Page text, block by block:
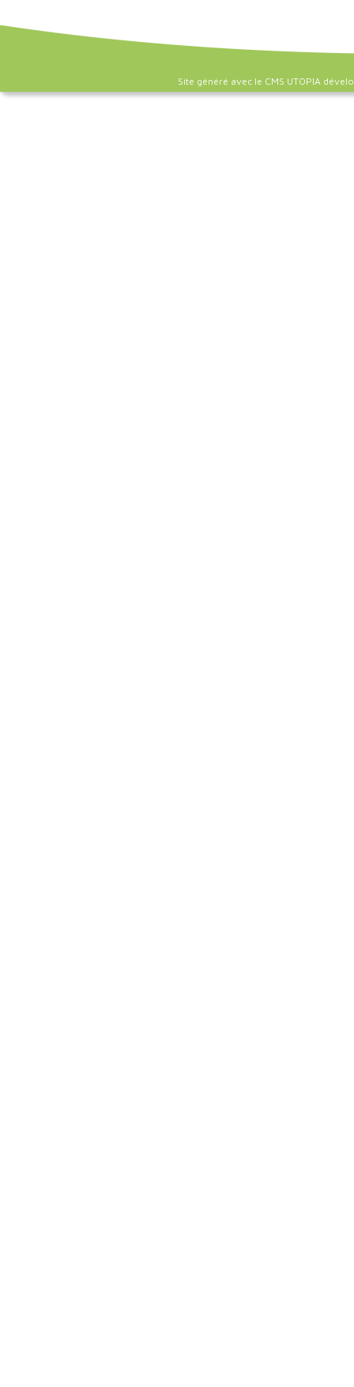
Site généré avec le CMS UTOPIA